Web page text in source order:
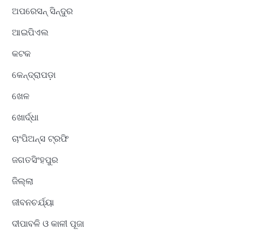
ଅପରେସନ୍ ସିନ୍ଦୁର
ଆଇପିଏଲ
କଟକ
କେନ୍ଦ୍ରାପଡ଼ା
ଖେଳ
ଖୋର୍ଦ୍ଧା
ଚାଂପିଅନ୍ସ ଟ୍ରଫି
ଜଗତସିଂହପୁର
ଜିଲ୍ଲା
ଜୀବନଚର୍ଯ୍ୟା
ଦୀପାବଳି ଓ କାଳୀ ପୂଜା